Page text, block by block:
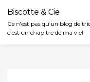
Biscotte & Cie
Ce n'est pas qu'un blog de
c'est un chapitre de ma vie!